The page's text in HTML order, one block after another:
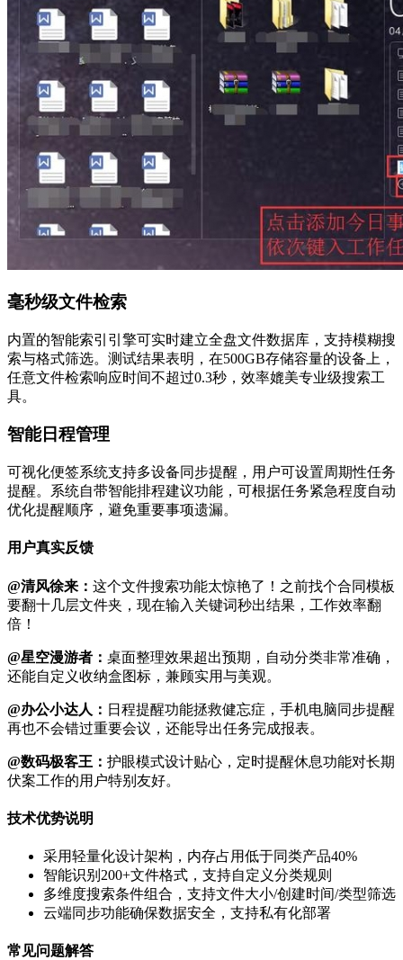
毫秒级文件检索
内置的智能索引引擎可实时建立全盘文件数据库，支持模糊搜
索与格式筛选。测试结果表明，在500GB存储容量的设备上，
任意文件检索响应时间不超过0.3秒，效率媲美专业级搜索工
具。
智能日程管理
可视化便签系统支持多设备同步提醒，用户可设置周期性任务
提醒。系统自带智能排程建议功能，可根据任务紧急程度自动
优化提醒顺序，避免重要事项遗漏。
用户真实反馈
@清风徐来： 这个文件搜索功能太惊艳了！之前找个合同模板
要翻十几层文件夹，现在输入关键词秒出结果，工作效率翻
倍！
@星空漫游者： 桌面整理效果超出预期，自动分类非常准确，
还能自定义收纳盒图标，兼顾实用与美观。
@办公小达人： 日程提醒功能拯救健忘症，手机电脑同步提醒
再也不会错过重要会议，还能导出任务完成报表。
@数码极客王： 护眼模式设计贴心，定时提醒休息功能对长期
伏案工作的用户特别友好。
技术优势说明
采用轻量化设计架构，内存占用低于同类产品40%
智能识别200+文件格式，支持自定义分类规则
多维度搜索条件组合，支持文件大小/创建时间/类型筛选
云端同步功能确保数据安全，支持私有化部署
常见问题解答